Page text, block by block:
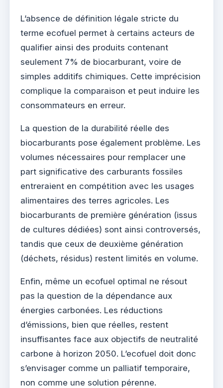
L’absence de définition légale stricte du
terme ecofuel permet à certains acteurs de
qualifier ainsi des produits contenant
seulement 7% de biocarburant, voire de
simples additifs chimiques. Cette imprécision
complique la comparaison et peut induire les
consommateurs en erreur.
La question de la durabilité réelle des
biocarburants pose également problème. Les
volumes nécessaires pour remplacer une
part significative des carburants fossiles
entreraient en compétition avec les usages
alimentaires des terres agricoles. Les
biocarburants de première génération (issus
de cultures dédiées) sont ainsi controversés,
tandis que ceux de deuxième génération
(déchets, résidus) restent limités en volume.
Enfin, même un ecofuel optimal ne résout
pas la question de la dépendance aux
énergies carbonées. Les réductions
d’émissions, bien que réelles, restent
insuffisantes face aux objectifs de neutralité
carbone à horizon 2050. L’ecofuel doit donc
s’envisager comme un palliatif temporaire,
non comme une solution pérenne.